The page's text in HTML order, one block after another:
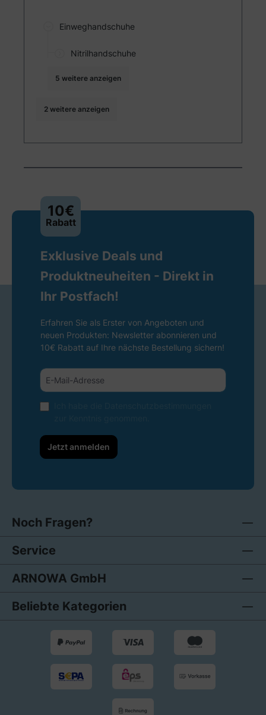
Einweghandschuhe
Nitrilhandschuhe
5 weitere anzeigen
2 weitere anzeigen
10€
Rabatt
Exklusive Deals und
Produktneuheiten - Direkt in
Ihr Postfach!
Erfahren Sie als Erster von Angeboten und
neuen Produkten: Newsletter abonnieren und
10€ Rabatt auf Ihre nächste Bestellung sichern!
Jetzt anmelden
Noch Fragen?
Service
ARNOWA GmbH
Beliebte Kategorien